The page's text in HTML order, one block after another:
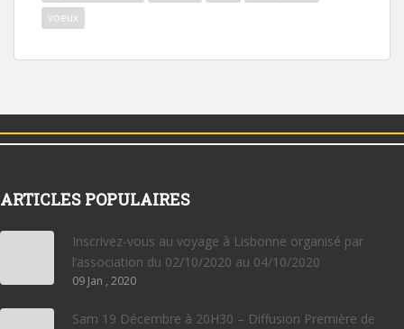
voeux
ARTICLES POPULAIRES
Inscrivez-vous au voyage à Lisbonne organisé par
l’association du 02/10/2020 au 04/10/2020
09 Jan , 2020
Sam 19 Décembre à 20H30 – Diffusion Première de